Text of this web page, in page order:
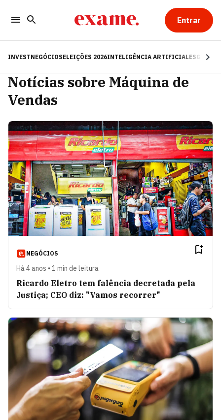
Entrar
INVESTNEGÓCIOSELEIÇÕES 2026INTELIGÊNCIA ARTIFICIALESG
Notícias sobre Máquina de
Vendas
NEGÓCIOS
Há 4 anos • 1 min de leitura
Ricardo Eletro tem falência decretada pela
Justiça; CEO diz: "Vamos recorrer"